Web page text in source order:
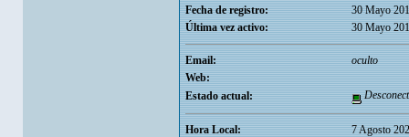
Fecha de registro:
30 Mayo
Última vez activo:
30 Mayo
Email:
oculto
Web:
Estado actual:
Hora Local:
7 Agosto